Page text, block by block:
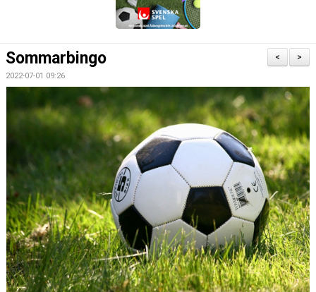
LEDARE OCH SPELARE
BILDGALLERI
DOKUMENT
>
<
Sommarbingo
2022-07-01 09:26